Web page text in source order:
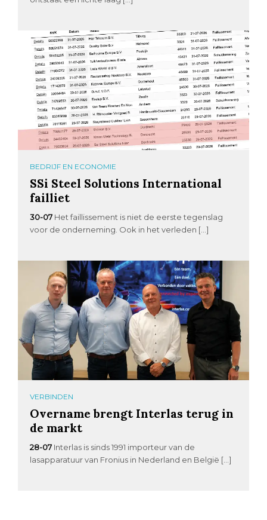
BEDRIJF EN ECONOMIE
SSi Steel Solutions International
failliet
30-07 Het faillissement is niet de eerste tegenslag
voor de onderneming. Ook in het verleden […]
VERBINDEN
Overname brengt Interlas terug in
de markt
28-07 Interlas is sinds 1991 importeur van de
lasapparatuur van Fronius in Nederland en België […]